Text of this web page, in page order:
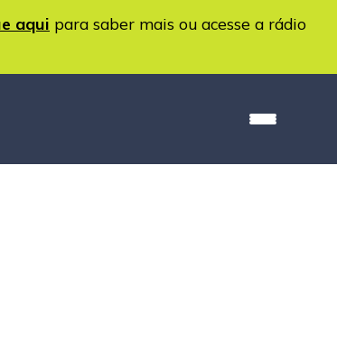
aqui para saber mais ou acesse a rádio